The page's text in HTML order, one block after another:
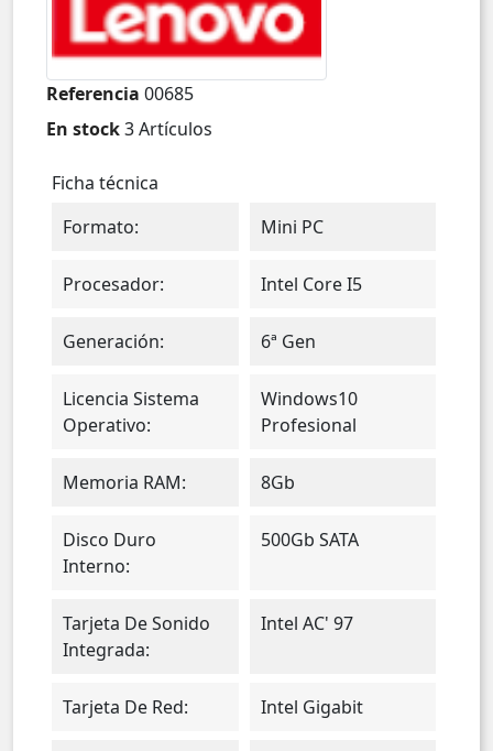
Referencia 00685
En stock3 Artículos
Ficha técnica
Formato:
Mini PC
Procesador: Intel Core I5
Generación: 6ª Gen
Licencia Sistema
Operativo:
Windows10
Profesional
Memoria RAM: 8Gb
Disco Duro
Interno:
500Gb SATA
Tarjeta De Sonido
Integrada:
Intel AC' 97
Tarjeta De Red: Intel Gigabit